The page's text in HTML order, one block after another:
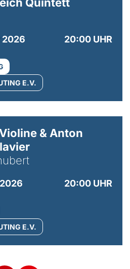
2026
20:00 UHR
E.V.
& Anton
20:00 UHR
E.V.